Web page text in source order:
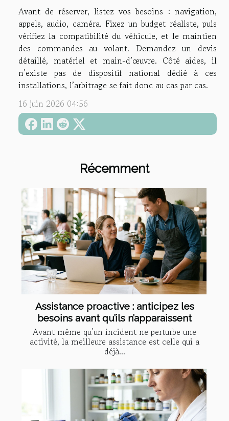
Récemment
Assistance proactive : anticipez les
besoins avant qu’ils n’apparaissent
Avant même qu’un incident ne perturbe une
activité, la meilleure assistance est celle qui a
déjà...
Avant de réserver, listez vos besoins : navigation,
appels, audio, caméra. Fixez un budget réaliste, puis
vérifiez la compatibilité du véhicule, et le maintien
des commandes au volant. Demandez un devis
détaillé, matériel et main-d’œuvre. Côté aides, il
n’existe pas de dispositif national dédié à ces
installations, l’arbitrage se fait donc au cas par cas.
16 juin 2026 04:56